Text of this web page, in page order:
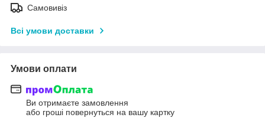
Самовивіз
Всі умови доставки
Умови оплати
Ви отримаєте замовлення
або гроші повернуться на вашу картку